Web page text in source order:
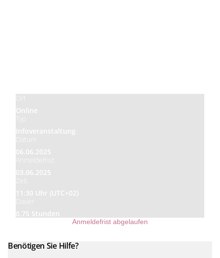
Online
Infoveranstaltung
06.06.2025
03.06.2025
11:30 Uhr (UTC+02)
0,75 Stunden
Anmeldefrist abgelaufen
Benötigen Sie Hilfe?